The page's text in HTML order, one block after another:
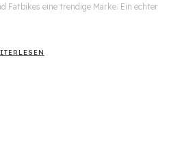
Fatbikes eine trendige Marke. Ein echter